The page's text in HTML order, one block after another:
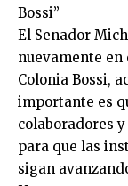
Bossi”
El Senador
nuevamente
Colonia Bossi,
importante es
colaboradores
para que las
sigan